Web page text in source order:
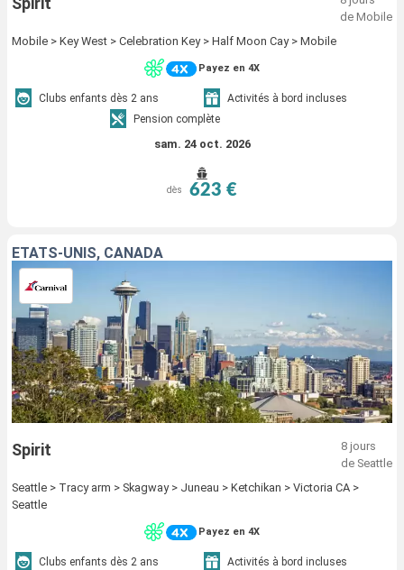
de Mobile
Mobile > Key West > Celebration Key > Half Moon Cay > Mobile
Payez en 4X
Clubs enfants dès 2 ans
Activités à bord incluses
Pension complète
sam. 24 oct. 2026
dès 623 €
ÉTATS-UNIS, CANADA
Spirit
8 jours
de Seattle
Seattle > Tracy arm > Skagway > Juneau > Ketchikan > Victoria CA >
Seattle
Payez en 4X
Clubs enfants dès 2 ans
Activités à bord incluses